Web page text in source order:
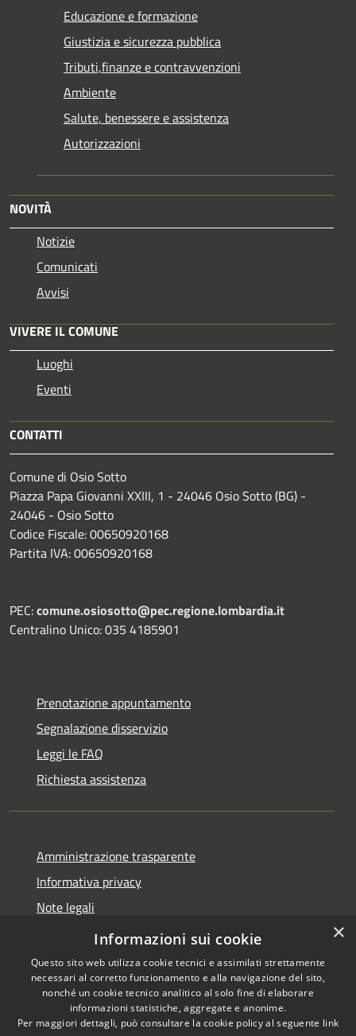
Educazione e formazione
Giustizia e sicurezza pubblica
Tributi,finanze e contravvenzioni
Ambiente
Salute, benessere e assistenza
Autorizzazioni
NOVITÀ
Notizie
Comunicati
Avvisi
VIVERE IL COMUNE
Luoghi
Eventi
CONTATTI
Comune di Osio Sotto
Piazza Papa Giovanni XXIII, 1 - 24046 Osio Sotto (BG) -
24046 - Osio Sotto
Codice Fiscale: 00650920168
Partita IVA: 00650920168
PEC:comune.osiosotto@pec.regione.lombardia.it
Centralino Unico: 035 4185901
Prenotazione appuntamento
Segnalazione disservizio
Leggi le FAQ
Richiesta assistenza
Amministrazione trasparente
Informativa privacy
Note legali
Dichiarazione di accessibilità 2025
Accessibilità
Copyright © 2026 • Comune di
Osio Sotto • Powered by
×
Informazioni sui cookie
Questo sito web utilizza cookie tecnici e assimilati strettamente
necessari al corretto funzionamento e alla navigazione del sito,
nonché un cookie tecnico analitico al solo fine di elaborare
informazioni statistiche, aggregate e anonime.
Per maggiori dettagli, può consultare la cookie policy al seguente link